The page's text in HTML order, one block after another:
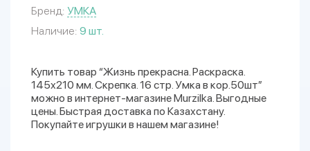
Бренд: УМКА
Наличие: 9 шт.
Купить товар “Жизнь прекрасна. Раскраска.
145х210 мм. Скрепка. 16 стр. Умка в кор.50шт”
можно в интернет-магазине Murzilka. Выгодные
цены. Быстрая доставка по Казахстану.
Покупайте игрушки в нашем магазине!